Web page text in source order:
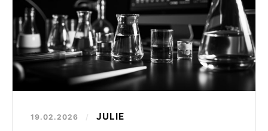
19.02.2026 / JULIE